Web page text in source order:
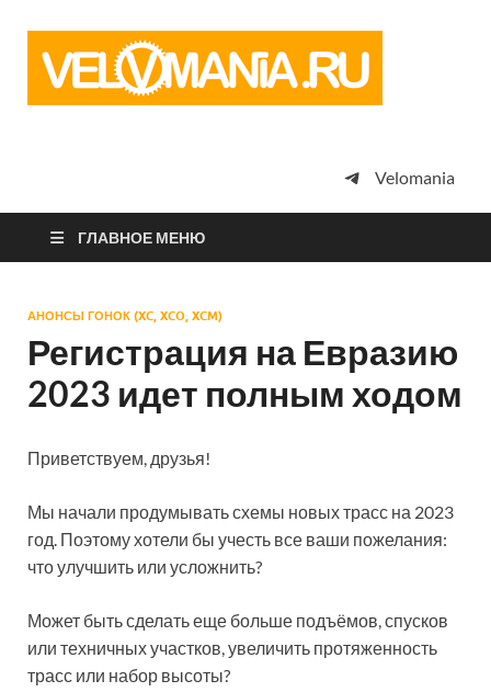
просто
Velomania
ГЛАВНОЕ МЕНЮ
АНОНСЫ ГОНОК (XC, XCO, XCM)
Регистрация на Евразию
2023 идет полным ходом
Приветствуем, друзья!
Мы начали продумывать схемы новых трасс на 2023
год. Поэтому хотели бы учесть все ваши пожелания:
что улучшить или усложнить?
Может быть сделать еще больше подъёмов, спусков
или техничных участков, увеличить протяженность
трасс или набор высоты?